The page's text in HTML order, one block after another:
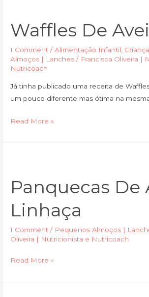
Waffles De
1 Comment /Alimentação Infantil,
Almoços | Lanches / Francisca Oliveira |
Nutricoach
Já tinha publicado uma receita de
um pouco diferente mas ótima na
aveia
Read More »
Panquecas De
Linhaça
1 Comment / Pequenos Almoços |
Oliveira | Nutricionista e Nutricoach
Aveia
e
Linhaça
Read More »